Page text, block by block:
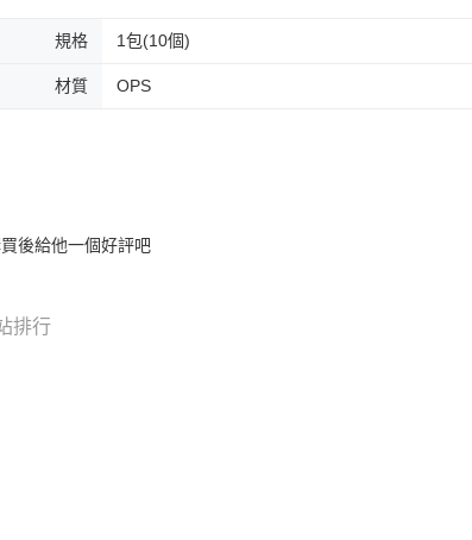
規格 1包(10個)
材質 OPS
後給他一個好評吧
排行